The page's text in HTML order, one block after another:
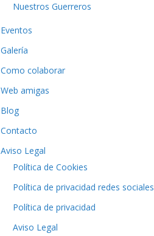
Nuestros Guerreros
Eventos
Galería
Como colaborar
Web amigas
Blog
Contacto
Aviso Legal
Política de Cookies
Política de privacidad redes sociales
Política de privacidad
Aviso Legal